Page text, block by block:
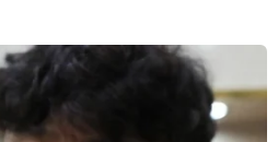
các sân vận động
những "lò bánh mỳ" thực
bức xạ Mặt Trời và tỏa